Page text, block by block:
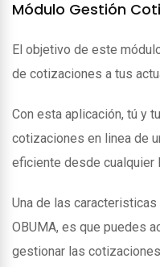
Módulo Gestión
El objetivo de este
de cotizaciones a tus
Con esta aplicación, tú y
cotizaciones en linea de
eficiente desde cualquier
Una de las
OBUMA, es que puedes
gestionar las